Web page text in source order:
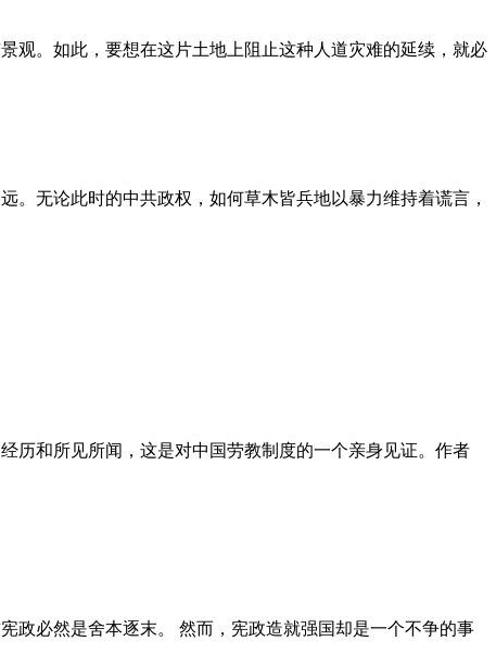
观。如此，要想在这片土地上阻止这种人道灾难的延续，就必
无论此时的中共政权，如何草木皆兵地以暴力维持着谎言，
历和所见所闻，这是对中国劳教制度的一个亲身见证。作者
政必然是舍本逐末。 然而，宪政造就强国却是一个不争的事